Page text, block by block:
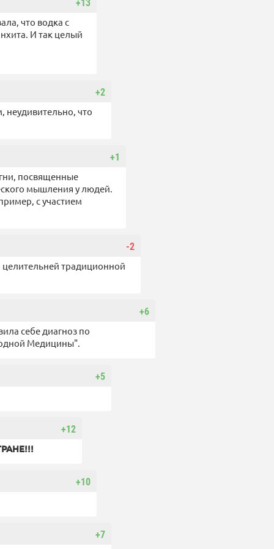
+13
что водка с
И так целый
+2
что
+1
посвященные
мышления у людей.
с участием
-2
традиционной
+6
себе диагноз по
Медицины".
+5
+12
+10
+7